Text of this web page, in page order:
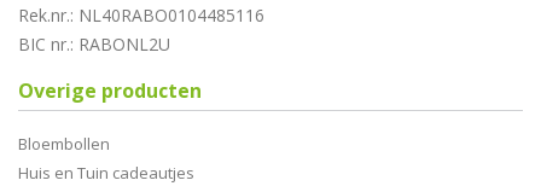
Rek.nr.: NL40RABO0104485116
BIC nr.: RABONL2U
Overige producten
Bloembollen
Huis en Tuin cadeautjes